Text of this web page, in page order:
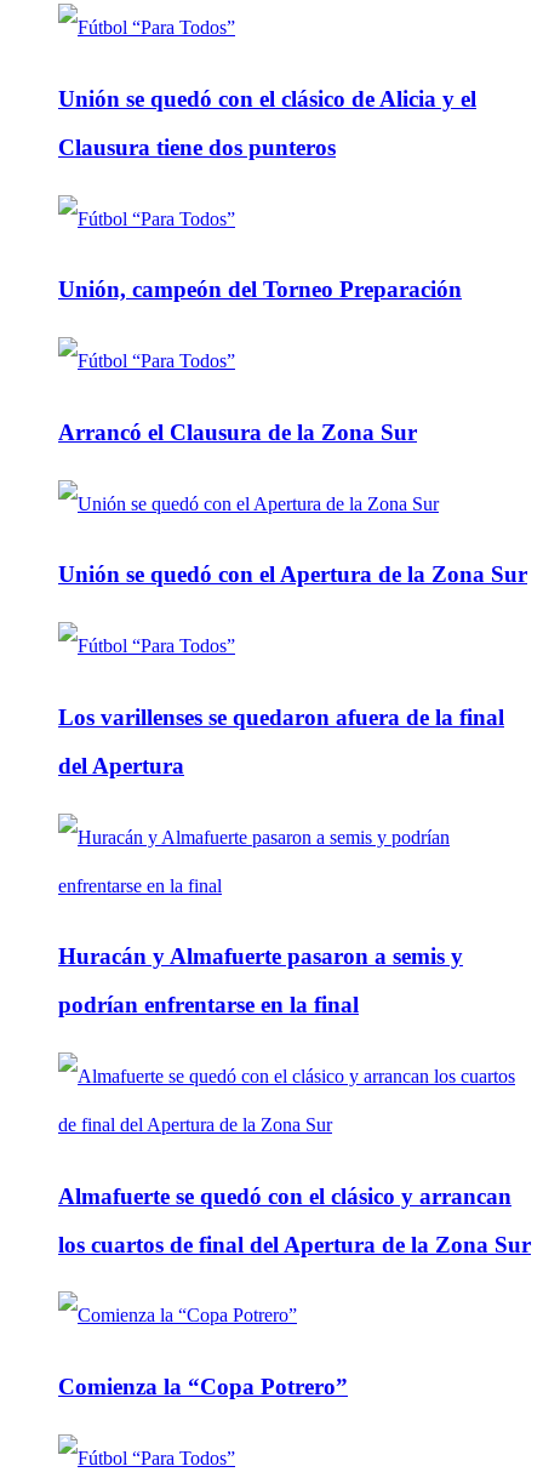
Unión se quedó con el clásico de Alicia y el
Clausura tiene dos punteros
Unión, campeón del Torneo Preparación
Arrancó el Clausura de la Zona Sur
Unión se quedó con el Apertura de la Zona Sur
Los varillenses se quedaron afuera de la final
del Apertura
Huracán y Almafuerte pasaron a semis y
podrían enfrentarse en la final
Almafuerte se quedó con el clásico y arrancan
los cuartos de final del Apertura de la Zona Sur
Comienza la “Copa Potrero”